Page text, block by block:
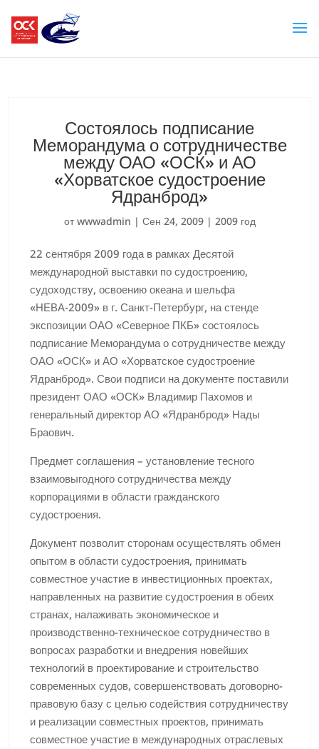
Состоялось подписание
Меморандума о сотрудничестве
между ОАО «ОСК» и АО
«Хорватское судостроение
Ядранброд»
отwwwadmin | Сен 24, 2009| 2009 год
22 сентября 2009 года в рамках Десятой
международной выставки по судостроению,
судоходству, освоению океана и шельфа
«НЕВА-2009» в г. Санкт-Петербург, на стенде
экспозиции ОАО «Северное ПКБ» состоялось
подписание Меморандума о сотрудничестве между
ОАО «ОСК» и АО «Хорватское судостроение
Ядранброд». Свои подписи на документе поставили
президент ОАО «ОСК» Владимир Пахомов и
генеральный директор АО «Ядранброд» Нады
Браович.
Предмет соглашения – установление тесного
взаимовыгодного сотрудничества между
корпорациями в области гражданского
судостроения.
Документ позволит сторонам осуществлять обмен
опытом в области судостроения, принимать
совместное участие в инвестиционных проектах,
направленных на развитие судостроения в обеих
странах, налаживать экономическое и
производственно-техническое сотрудничество в
вопросах разработки и внедрения новейших
технологий в проектирование и строительство
современных судов, совершенствовать договорно-
правовую базу с целью содействия сотрудничеству
и реализации совместных проектов, принимать
совместное участие в международных отраслевых